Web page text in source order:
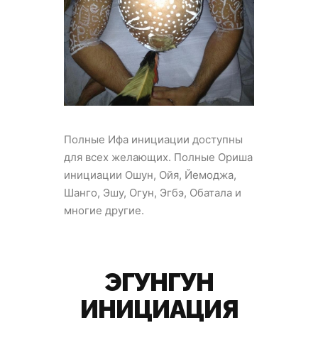
Полные Ифа инициации доступны
для всех желающих. Полные Ориша
инициации Ошун, Ойя, Йемоджа,
Шанго, Эшу, Огун, Эгбэ, Обатала и
многие другие.
ЭГУНГУН
ИНИЦИАЦИЯ